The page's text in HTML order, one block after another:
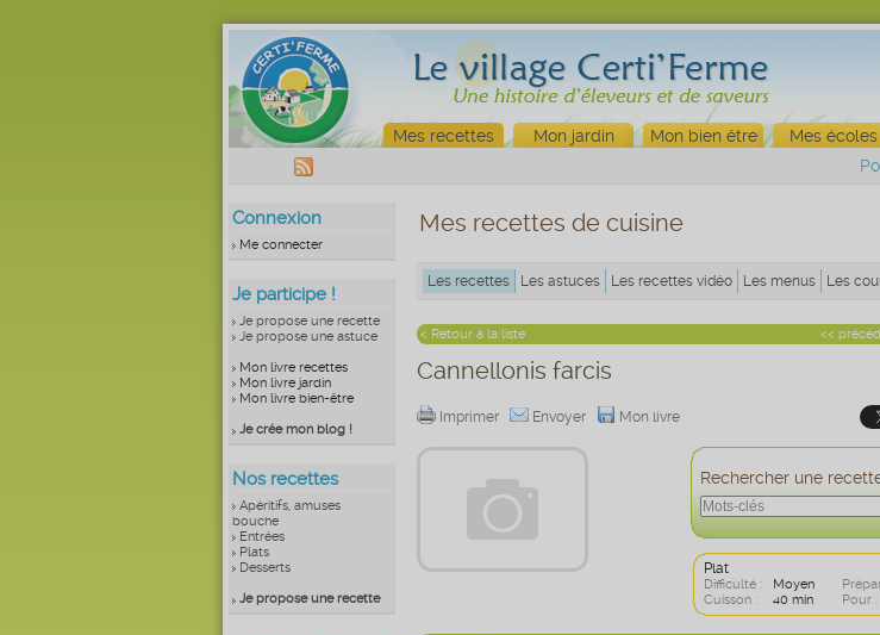
Mes recettes Mon jardin Mon bien être Mes écoles
Connexion
Me connecter
Je participe !
Je propose une recette
Je propose une astuce
Mon livre recettes
Mon livre jardin
Mon livre bien-être
Je crée mon blog !
Nos recettes
Apéritifs, amuses
bouche
Entrées
Plats
Desserts
Je propose une recette
Mes recettes de cuisine
Les recettes Les astuces Les recettes vidéo Les menus Les
<<
< Retour à la liste
Cannellonis farcis
Imprimer Envoyer Mon livre
Rechercher une
Plat
Difficulté : Moyen
Cuisson :
40 min Pour :